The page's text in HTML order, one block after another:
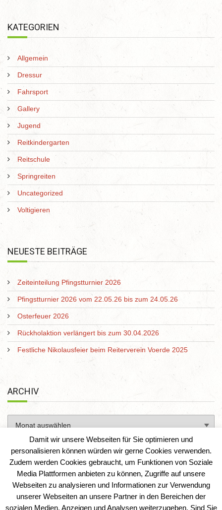
KATEGORIEN
Allgemein
Dressur
Fahrsport
Gallery
Jugend
Reitkindergarten
Reitschule
Springreiten
Uncategorized
Voltigieren
NEUESTE BEITRÄGE
Zeiteinteilung Pfingstturnier 2026
Pfingstturnier 2026 vom 22.05.26 bis zum 24.05.26
Osterfeuer 2026
Rückholaktion verlängert bis zum 30.04.2026
Festliche Nikolausfeier beim Reiterverein Voerde 2025
ARCHIV
Damit wir unsere Webseiten für Sie optimieren und
personalisieren können würden wir gerne Cookies verwenden.
Zudem werden Cookies gebraucht, um Funktionen von Soziale
Media Plattformen anbieten zu können, Zugriffe auf unsere
Webseiten zu analysieren und Informationen zur Verwendung
unserer Webseiten an unsere Partner in den Bereichen der
sozialen Medien, Anzeigen und Analysen weiterzugeben. Sind Sie